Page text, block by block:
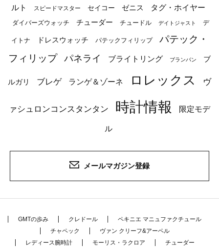
ルト
スピードマスター セイコー ゼニス タグ・ホイヤー
ダイバーズウォッチ チューダー チュードル デイトジャスト デ
イトナ ドレスウォッチ パテックフィリップ
パテック・
フィリップ
パネライ ブライトリング ブランパン ブ
ルガリ ブレゲ ランゲ＆ゾーネ ロレックス ヴ
ァシュロンコンスタンタン 時計情報 限定モデ
ル
メールマガジン登録
GMTの歩み クレドール
ペキニエ マニュファクチュール
チャペック
ヴァン クリーフ&アーペル
レディース腕時計
モーリス・ラクロア
チューダー